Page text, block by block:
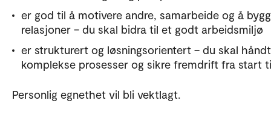
er god til å motivere andre, samarbeide og å
relasjoner – du skal bidra til et godt arbeidsmiljø
er strukturert og løsningsorientert – du skal
komplekse prosesser og sikre fremdrift fra start
Personlig egnethet vil bli vektlagt.